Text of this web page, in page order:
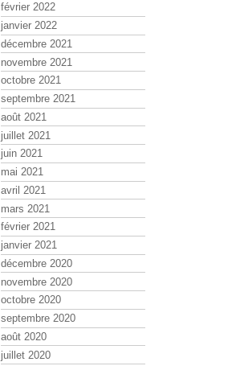
février 2022
janvier 2022
décembre 2021
novembre 2021
octobre 2021
septembre 2021
août 2021
juillet 2021
juin 2021
mai 2021
avril 2021
mars 2021
février 2021
janvier 2021
décembre 2020
novembre 2020
octobre 2020
septembre 2020
août 2020
juillet 2020